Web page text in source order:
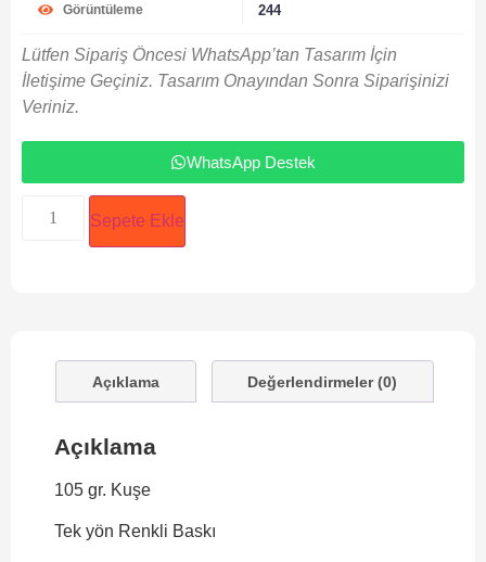
Görüntüleme 244
Lütfen Sipariş Öncesi WhatsApp’tan Tasarım İçin
İletişime Geçiniz. Tasarım Onayından Sonra Siparişinizi
Veriniz.
WhatsApp Destek
Sepete Ekle
Açıklama Değerlendirmeler (0)
Açıklama
105 gr. Kuşe
Tek yön Renkli Baskı